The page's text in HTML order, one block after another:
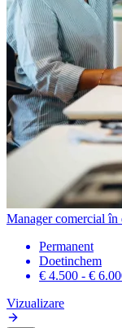
Manager comercial
Permanent
Doetinchem
€ 4.500 - €
Vizualizare